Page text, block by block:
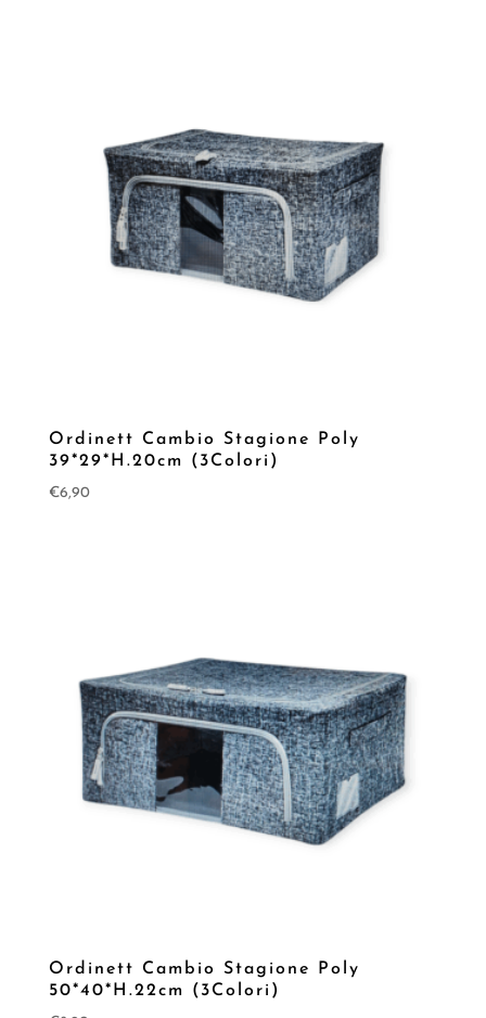
Ordinett Cambio Stagione Poly
39*29*H.20cm (3Colori)
€6,90
Ordinett Cambio Stagione Poly
50*40*H.22cm (3Colori)